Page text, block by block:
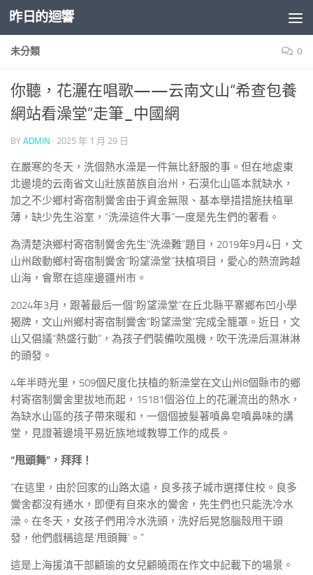
Skip to content
昨日的迴響
未分類 0
你聽，花灑在唱歌——云南文山“希查包養
網站看澡堂”走筆_中國網
BY ADMIN · 2025 年 1 月 29 日
在嚴寒的冬天，洗個熱水澡是一件無比舒服的事。但在地處東
北邊境的云南省文山壯族苗族自治州，石漠化山區本就缺水，
加之不少鄉村寄宿制黌舍由于資金無限、基本舉措措施扶植單
薄，缺少先生浴室，“洗澡這件大事”一度是先生們的奢看。
為清楚決鄉村寄宿制黌舍先生“洗澡難”題目，2019年9月4日，文
山州啟動鄉村寄宿制黌舍“盼望澡堂”扶植項目，愛心的熱流跨越
山海，會聚在這座邊疆州市。
2024年3月，跟著最后一個“盼望澡堂”在丘北縣平寨鄉布凹小學
揭牌，文山州鄉村寄宿制黌舍“盼望澡堂”完成全籠罩。近日，文
山又倡議“熱盛行動”，為孩子們裝備吹風機，吹干洗澡后濕淋淋
的頭發。
4年半時光里，509個尺度化扶植的新澡堂在文山州8個縣市的鄉
村寄宿制黌舍里拔地而起，15181個浴位上的花灑流出的熱水，
為缺水山區的孩子帶來暖和，一個個披髮著噴鼻皂噴鼻味的講
堂，見證著邊境平易近族地域教導工作的成長。
“甩頭舞”，拜拜！
“在這里，由於回家的山路太遠，良多孩子城市選擇住校。良多
黌舍都沒有通水，即便有自來水的黌舍，先生們也只能洗冷水
澡。在冬天，女孩子們用冷水洗頭，洗好后晃悠腦殼甩干頭
發，他們戲稱這是‘甩頭舞’。”
這是上海援滇干部顧瑜的女兒顧曉雨在作文中記載下的場景。